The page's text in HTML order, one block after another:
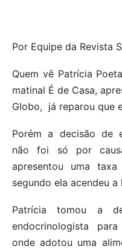
Por Equipe da Revista
Quem vê Patrícia
matinal É de Casa,
Globo, já reparou que
Porém a decisão de
não foi só por
apresentou uma
segundo ela acendeu
Patrícia tomou a
endocrinologista
onde adotou uma